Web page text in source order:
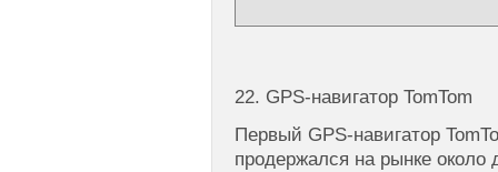
22. GPS-навигатор TomTom
Первый GPS-навигатор
продержался на рынке